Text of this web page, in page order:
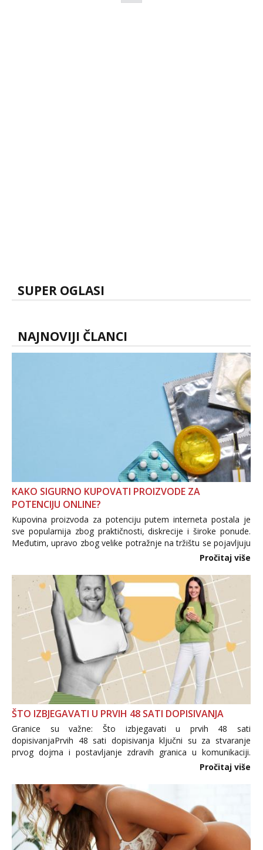
SUPER OGLASI
NAJNOVIJI ČLANCI
KAKO SIGURNO KUPOVATI PROIZVODE ZA
POTENCIJU ONLINE?
Kupovina proizvoda za potenciju putem interneta postala je
sve popularnija zbog praktičnosti, diskrecije i široke ponude.
Međutim, upravo zbog velike potražnje na tržištu se pojavljuju
i brojni krivotvoreni proizvodi, nepouzdane internetske
Pročitaj više
ŠTO IZBJEGAVATI U PRVIH 48 SATI DOPISIVANJA
Granice su važne: Što izbjegavati u prvih 48 sati
dopisivanjaPrvih 48 sati dopisivanja ključni su za stvaranje
prvog dojma i postavljanje zdravih granica u komunikaciji.
Važno je izbjeći prebrzo otkrivanje osobnih ili intimnih
informacija, jer nepoznata osoba još nije zaslužila to
povjerenje. Takođe...
Pročitaj više